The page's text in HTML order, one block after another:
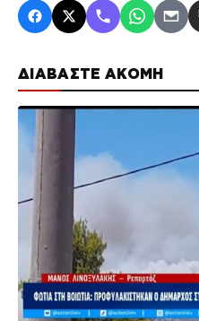
ΔΙΑΒΑΣΤΕ ΑΚΟΜΗ